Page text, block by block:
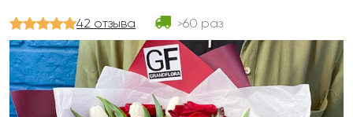
42 отзыва >60 раз